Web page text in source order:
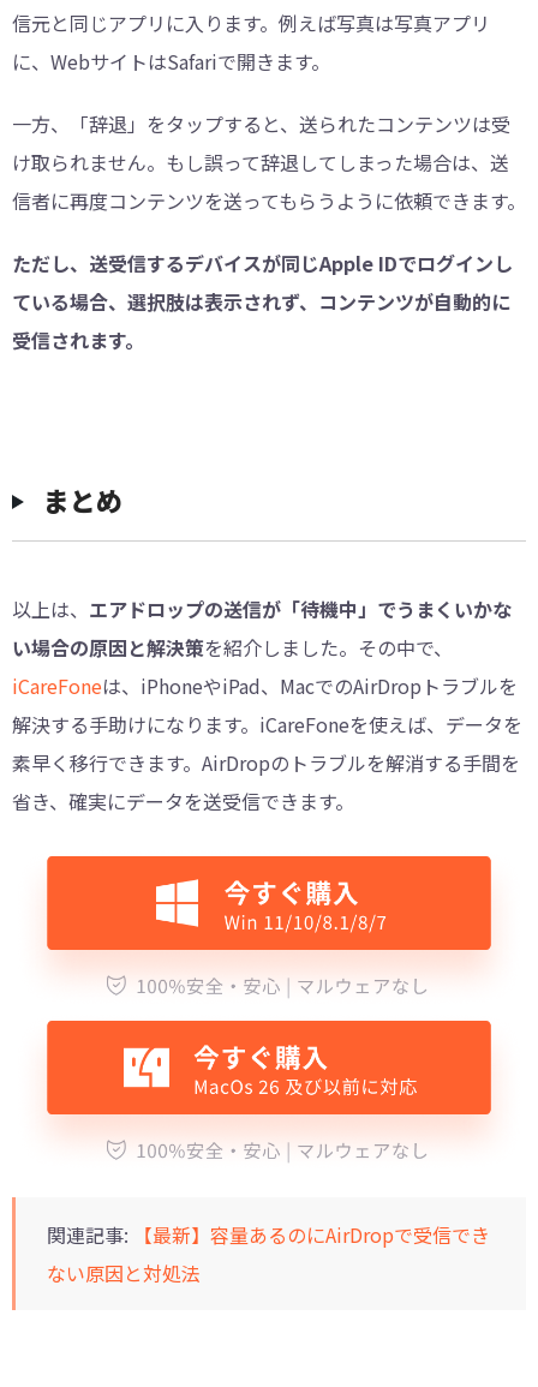
信元と同じアプリに入ります。例えば写真は写真アプリ
に、WebサイトはSafariで開きます。
一方、「辞退」をタップすると、送られたコンテンツは受
け取られません。もし誤って辞退してしまった場合は、送
信者に再度コンテンツを送ってもらうように依頼できます。
ただし、送受信するデバイスが同じApple IDでログインし
ている場合、選択肢は表示されず、コンテンツが自動的に
受信されます。
まとめ
以上は、 エアドロップの送信が「待機中」でうまくいかな
い場合の原因と解決策を紹介しました。その中で、
iCareFoneは、iPhoneやiPad、MacでのAirDropトラブルを
解決する手助けになります。iCareFoneを使えば、データを
素早く移行できます。AirDropのトラブルを解消する手間を
省き、確実にデータを送受信できます。
関連記事:
【最新】容量あるのにAirDropで受信でき
ない原因と対処法